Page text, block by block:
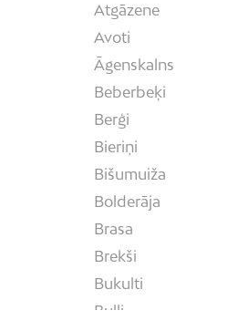
Atgāzene
Avoti
Āgenskalns
Beberbeķi
Berģi
Bieriņi
Bišumuiža
Bolderāja
Brasa
Brekši
Bukulti
Buļļi